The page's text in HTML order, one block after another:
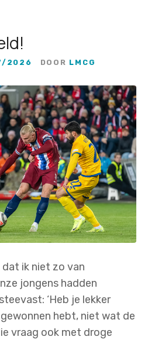
2026 DOOR LMCG
ik niet zo van
jongens hadden
‘Heb je lekker
hebt, niet wat de
vraag ook met droge